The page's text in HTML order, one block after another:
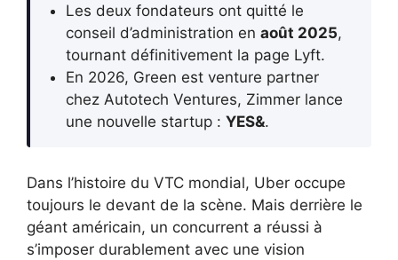
Les deux fondateurs ont quitté le
conseil d’administration en août 2025,
tournant définitivement la page Lyft.
En 2026, Green est venture partner
chez Autotech Ventures, Zimmer lance
une nouvelle startup : YES&.
Dans l’histoire du VTC mondial, Uber occupe
toujours le devant de la scène. Mais derrière le
géant américain, un concurrent a réussi à
s’imposer durablement avec une vision